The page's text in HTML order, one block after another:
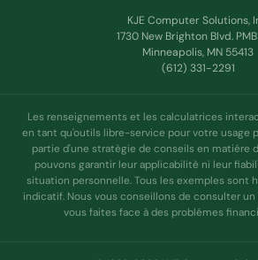
KJE Computer Solutions,
1730 New Brighton Blvd. PMB
Minneapolis, MN 55413
(612) 331-2291
Les renseignements et les calculatrices
en tant qu'outils libre-service pour votre usage
partie d'une stratègie de conseils en matiére
pouvons garantir leur applicabilitè ni leur
situation personnelle. Tous les exemples sont
indicatif. Nous vous conseillons de consulter
vous faites face à des problémes